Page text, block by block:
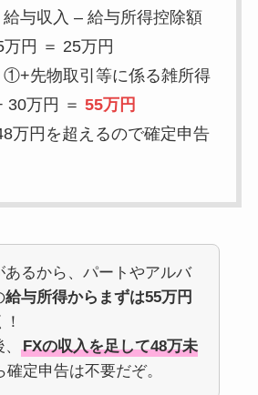
与収入 – 給与所得控除額
円 ＝ 25万円
先物取引等に係る雑所得
30万円 ＝ 55万円
万円を超えるので確定申告
あるから、パートやアルバ
給与所得からまずは55万円
！
FXの収入を足して48万未
確定申告は不要だぞ。